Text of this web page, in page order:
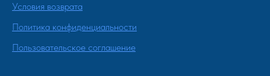
Условия возврата
Политика конфиденциальности
Пользовательское соглашение